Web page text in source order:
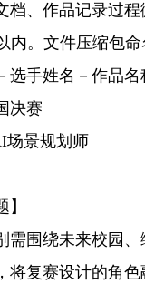
档、作品记录过程
内。文件压缩包命
选手姓名－作品名
赛
景规划师
围绕未来校园、
将复赛设计的角色